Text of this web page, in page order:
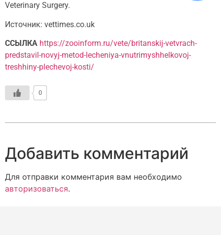
Veterinary Surgery.
Источник: vettimes.co.uk
ССЫЛКА https://zooinform.ru/vete/britanskij-vetvrach-
predstavil-novyj-metod-lecheniya-vnutrimyshhelkovoj-
treshhiny-plechevoj-kosti/
0
Добавить комментарий
Для отправки комментария вам необходимо
авторизоваться.